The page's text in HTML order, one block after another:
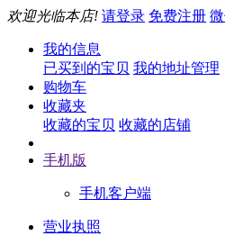
欢迎光临本店! 请登录 免费注册
我的信息
已买到的宝贝 我的地址管理
购物车
收藏夹
收藏的宝贝 收藏的店铺
手机版
手机客户端
营业执照